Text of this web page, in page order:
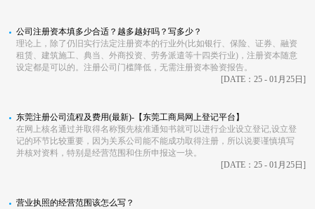
公司注册资本填多少合适？越多越好吗？写多少？
理论上，除了仍旧实行法定注册资本的行业外(比如银行、保险、证券、融资
租赁、建筑施工、典当、外商投资、劳务派遣等十四类行业)，注册资本随意
设定都是可以的。注册公司门槛降低，无需注册资本验资报告。
[DATE：25 - 01月25日]
东莞注册公司流程及费用(最新)-【东莞工商局网上登记平台】
在网上核名通过并取得名称预先核准通知书就可以进行企业设立登记,设立登
记的环节比较重要，因为关系公司能不能成功取得注册，所以说要谨慎填写
并核对资料，特别是经营范围和住所申报这一块。
[DATE：25 - 01月25日]
营业执照的经营范围该怎么写？